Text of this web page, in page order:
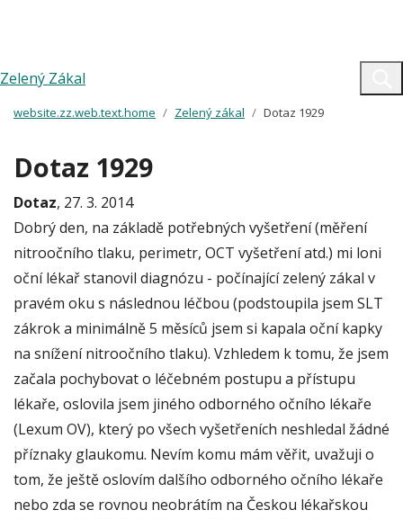
Zelený Zákal
website.zz.web.text.home Zelený zákal Dotaz 1929
Dotaz 1929
Dotaz, 27. 3. 2014
Dobrý den, na základě potřebných vyšetření (měření
nitroočního tlaku, perimetr, OCT vyšetření atd.) mi loni
oční lékař stanovil diagnózu - počínající zelený zákal v
pravém oku s následnou léčbou (podstoupila jsem SLT
zákrok a minimálně 5 měsíců jsem si kapala oční kapky
na snížení nitroočního tlaku). Vzhledem k tomu, že jsem
začala pochybovat o léčebném postupu a přístupu
lékaře, oslovila jsem jiného odborného očního lékaře
(Lexum OV), který po všech vyšetřeních neshledal žádné
příznaky glaukomu. Nevím komu mám věřit, uvažuji o
tom, že ještě oslovím dalšího odborného očního lékaře
nebo zda se rovnou neobrátím na Českou lékařskou